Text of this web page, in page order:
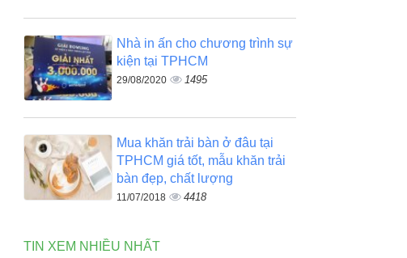
Nhà in ấn cho chương trình sự
kiện tại TPHCM
29/08/2020 1495
Mua khăn trải bàn ở đâu tại
TPHCM giá tốt, mẫu khăn trải
bàn đẹp, chất lượng
11/07/2018 4418
TIN XEM NHIỀU NHẤT